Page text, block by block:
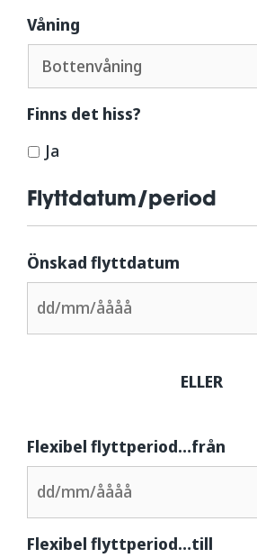
Våning
Finns det hiss?
Ja
Flyttdatum/period
Önskad flyttdatum
ELLER
Flexibel flyttperiod…från
Flexibel flyttperiod…till